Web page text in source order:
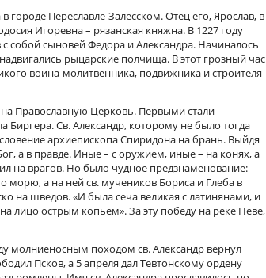
городе Переславле-Залесском. Отец его, Ярослав, в
Игоревна – рязанская княжна. В 1227 году
собой сыновей Федора и Александра. Начиналось
рыцарские полчища. В этот грозный час
воина-молитвенника, подвижника и строителя
Православную Церковь. Первыми стали
Св. Александр, которому не было тогда
архиепископа Спиридона на брань. Выйдя
а в правде. Иные – с оружием, иные – на конях, а
на врагов. Но было чудное предзнаменование:
а на ней св. мучеников Бориса и Глеба в
на шведов. «И была сеча великая с латинянами, и
лицо острым копьем». За эту победу на реке Неве,
молниеносным походом св. Александр вернул
Псков, а 5 апреля дал Тевтонскому ордену